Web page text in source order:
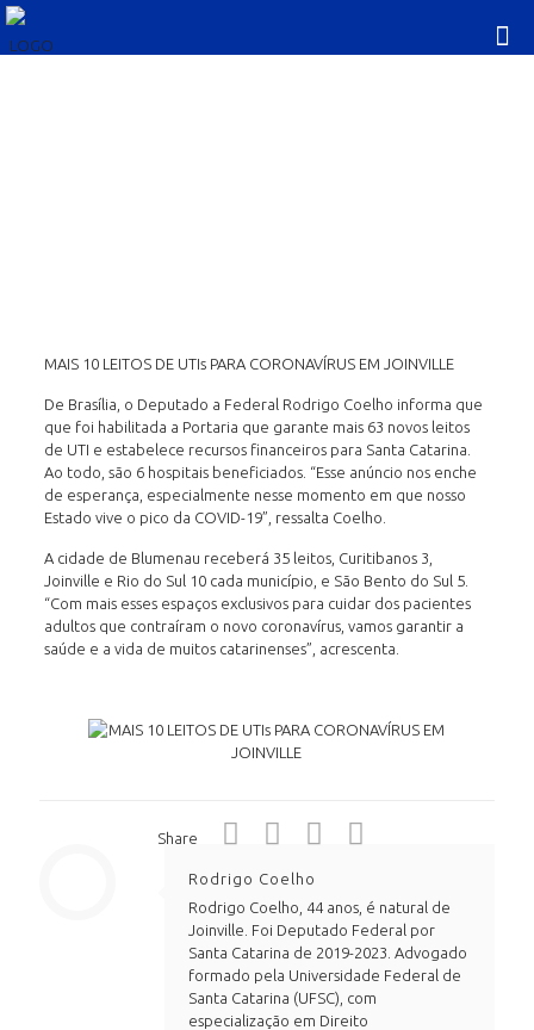
MAIS 10 LEITOS DE UTIs PARA CORONAVÍRUS EM JOINVILLE
De Brasília, o Deputado a Federal Rodrigo Coelho informa que
que foi habilitada a Portaria que garante mais 63 novos leitos
de UTI e estabelece recursos financeiros para Santa Catarina.
Ao todo, são 6 hospitais beneficiados. “Esse anúncio nos enche
de esperança, especialmente nesse momento em que nosso
Estado vive o pico da COVID-19”, ressalta Coelho.
A cidade de Blumenau receberá 35 leitos, Curitibanos 3,
Joinville e Rio do Sul 10 cada município, e São Bento do Sul 5.
“Com mais esses espaços exclusivos para cuidar dos pacientes
adultos que contraíram o novo coronavírus, vamos garantir a
saúde e a vida de muitos catarinenses”, acrescenta.
Share
Rodrigo Coelho
Rodrigo Coelho, 44 anos, é natural de
Joinville. Foi Deputado Federal por
Santa Catarina de 2019-2023. Advogado
formado pela Universidade Federal de
Santa Catarina (UFSC), com
especialização em Direito